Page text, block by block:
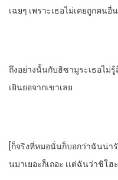
เฉยๆ​ เพราะเธอไม่เคยถูกคนอื่
ถึงอย่างนั้นกับฮิซามูระ​เธอไม่
เยินยอจากเขาเลย
[ก็จริงที่​หมอนั่นก็บอกว่าฉันน่า
นมาเยอะก็เถอะ​ เเต่ฉันว่าชิโ